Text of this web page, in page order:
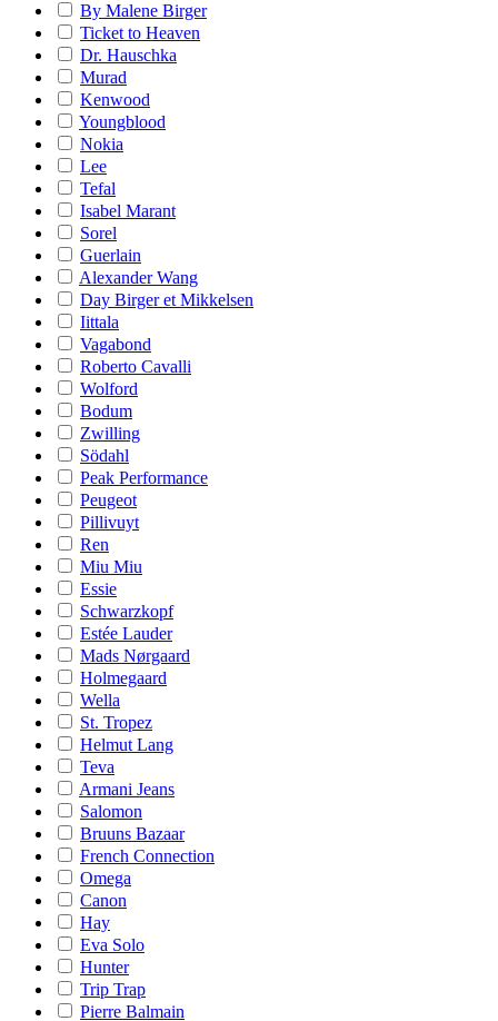
By Malene Birger
Ticket to Heaven
Dr. Hauschka
Murad
Kenwood
Youngblood
Nokia
Lee
Tefal
Isabel Marant
Sorel
Guerlain
Alexander Wang
Day Birger et Mikkelsen
Iittala
Vagabond
Roberto Cavalli
Wolford
Bodum
Zwilling
Södahl
Peak Performance
Peugeot
Pillivuyt
Ren
Miu Miu
Essie
Schwarzkopf
Estée Lauder
Mads Nørgaard
Holmegaard
Wella
St. Tropez
Helmut Lang
Teva
Armani Jeans
Salomon
Bruuns Bazaar
French Connection
Omega
Canon
Hay
Eva Solo
Hunter
Trip Trap
Pierre Balmain